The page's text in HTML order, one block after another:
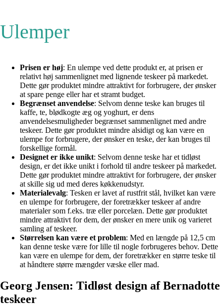
Ulemper
Prisen er høj: En ulempe ved dette produkt er, at prisen er
relativt høj sammenlignet med lignende teskeer på markedet.
Dette gør produktet mindre attraktivt for forbrugere, der ønsker
at spare penge eller har et stramt budget.
Begrænset anvendelse: Selvom denne teske kan bruges til
kaffe, te, blødkogte æg og yoghurt, er dens
anvendelsesmuligheder begrænset sammenlignet med andre
teskeer. Dette gør produktet mindre alsidigt og kan være en
ulempe for forbrugere, der ønsker en teske, der kan bruges til
forskellige formål.
Designet er ikke unikt: Selvom denne teske har et tidløst
design, er det ikke unikt i forhold til andre teskeer på markedet.
Dette gør produktet mindre attraktivt for forbrugere, der ønsker
at skille sig ud med deres køkkenudstyr.
Materialevalg: Tesken er lavet af rustfrit stål, hvilket kan være
en ulempe for forbrugere, der foretrækker teskeer af andre
materialer som f.eks. træ eller porcelæn. Dette gør produktet
mindre attraktivt for dem, der ønsker en mere unik og varieret
samling af teskeer.
Størrelsen kan være et problem: Med en længde på 12,5 cm
kan denne teske være for lille til nogle forbrugeres behov. Dette
kan være en ulempe for dem, der foretrækker en større teske til
at håndtere større mængder væske eller mad.
Georg Jensen: Tidløst design af Bernadotte
teskeer